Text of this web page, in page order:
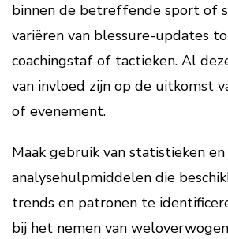
binnen de betreffende sport of
variëren van blessure-updates
coachingstaf of tactieken. Al
van invloed zijn op de uitkomst
of evenement.
Maak gebruik van statistieken en
analysehulpmiddelen die
trends en patronen te
bij het nemen van